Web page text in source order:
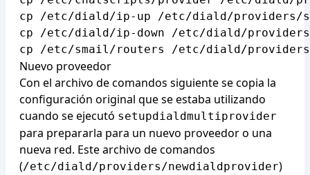
cp /etc/diald/ip-up /etc/diald/providers/
cp /etc/diald/ip-down /etc/diald/
Nuevo proveedor
Con el archivo de comandos siguiente se copia la
configuración original que se estaba utilizando
cuando se ejecutó setupdialdmultiprovider
para prepararla para un nuevo proveedor o una
nueva red. Este archivo de comandos
(/etc/diald/providers/newdialdprovider)